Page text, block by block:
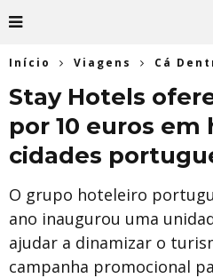
Início Viagens Cá
Stay Hotels
por 10 euros
cidades
O grupo hoteleiro
ano inaugurou uma
ajudar a dinamizar o
campanha promocional